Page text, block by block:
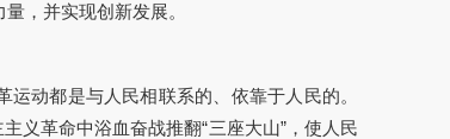
，并实现创新发展。
动都是与人民相联系的、依靠于人民的。
义革命中浴血奋战推翻“三座大山”，使人民